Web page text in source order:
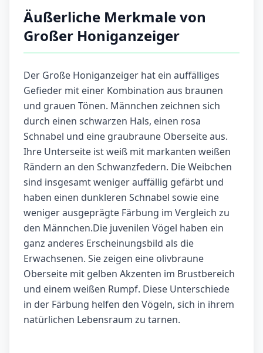
Äußerliche Merkmale von
Großer Honiganzeiger
Der Große Honiganzeiger hat ein auffälliges
Gefieder mit einer Kombination aus braunen
und grauen Tönen. Männchen zeichnen sich
durch einen schwarzen Hals, einen rosa
Schnabel und eine graubraune Oberseite aus.
Ihre Unterseite ist weiß mit markanten weißen
Rändern an den Schwanzfedern. Die Weibchen
sind insgesamt weniger auffällig gefärbt und
haben einen dunkleren Schnabel sowie eine
weniger ausgeprägte Färbung im Vergleich zu
den Männchen.Die juvenilen Vögel haben ein
ganz anderes Erscheinungsbild als die
Erwachsenen. Sie zeigen eine olivbraune
Oberseite mit gelben Akzenten im Brustbereich
und einem weißen Rumpf. Diese Unterschiede
in der Färbung helfen den Vögeln, sich in ihrem
natürlichen Lebensraum zu tarnen.